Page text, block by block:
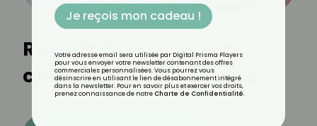
Recette de mousse au
chocolat au lait de coco
Je reçois mon cadeau !
Votre adresse email sera utilisée par Digital Prisma Players
pour vous envoyer votre newsletter contenant des offres
commerciales personnalisées. Vous pourrez vous
désinscrire en utilisant le lien de désabonnement intégré
dans la newsletter. Pour en savoir plus et exercer vos droits,
prenez connaissance de notre Charte de Confidentialité.